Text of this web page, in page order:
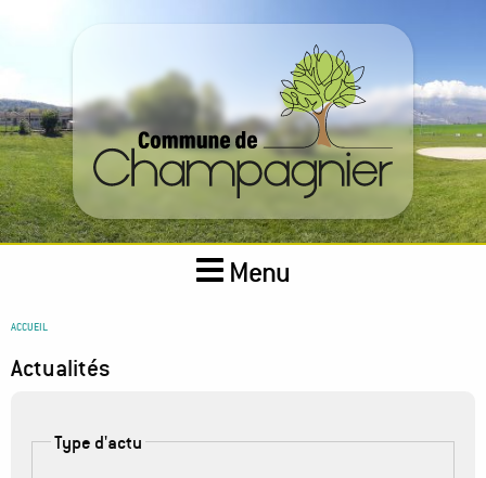
Menu
You
here
ACCUEIL
Actualités
Type d'actu